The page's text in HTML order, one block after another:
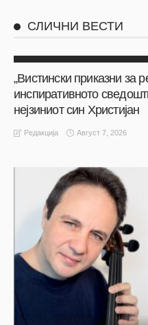
СЛИЧНИ ВЕСТИ
„Вистински приказни за
инспиративното
нејзиниот син Христијан
Редакција Август 7, 2026